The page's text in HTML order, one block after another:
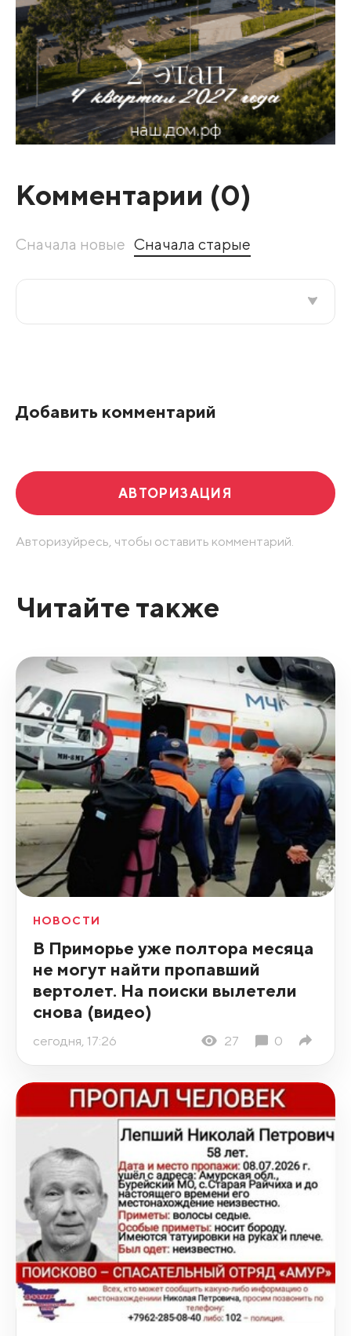
Комментарии (0)
Сначала новые Сначала старые
Добавить комментарий
АВТОРИЗАЦИЯ
Авторизуйресь, чтобы оставить комментарий.
Читайте также
НОВОСТИ
В Приморье уже полтора месяца
не могут найти пропавший
вертолет. На поиски вылетели
снова (видео)
сегодня, 17:26 27 0